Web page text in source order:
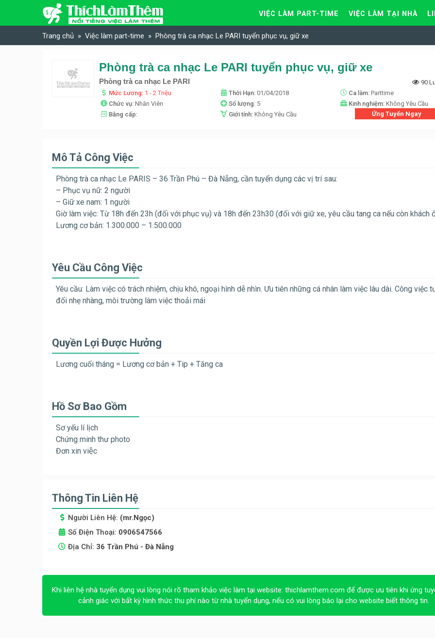
Skip to content
VIỆC LÀM PART-TIME VIỆC LÀM TẠI NHÀ
Trang chủ Việc làm part-time Phòng trà ca nhạc Le PARI tuyển phục vụ, giữ xe
Phòng trà ca nhạc Le PARI tuyển phục vụ, giữ xe
Phòng trà ca nhạc Le PARI
90
Mức Lương: 1 - 2 Triệu Thời Hạn: 01/04/2018 Ca làm: Parttime
Chức vụ: Nhân Viên Số lượng: 5 Kinh nghiệm: Không Yêu Cầu
Bằng cấp:
Giới tính: Không Yêu Cầu Ứng Tuyển Ngay
Mô Tả Công Việc
Phòng trà ca nhạc Le PARIS – 36 Trần Phú – Đà Nẵng, cần tuyển dụng các vị trí sau:
– Phục vụ nữ: 2 người
– Giữ xe nam: 1 người
Giờ làm việc: Từ 18h đến 23h (đối với phục vụ) và 18h đến 23h30 (đối với giữ xe, yêu cầu tang ca nếu còn khách
Lương cơ bản: 1.300.000 – 1.500.000
Yêu Cầu Công Việc
Yêu cầu: Làm việc có trách nhiệm, chịu khó, ngoại hình dễ nhìn. Ưu tiên những cá nhân làm việc lâu dài. Công việc
đối nhẹ nhàng, môi trường làm việc thoải mái
Quyền Lợi Được Hưởng
Lương cuối tháng = Lương cơ bản + Tip + Tăng ca
Hồ Sơ Bao Gồm
Sơ yếu lí lịch
Chứng minh thư photo
Đơn xin việc
Thông Tin Liên Hệ
Người Liên Hệ: (mr.Ngọc)
Số Điện Thoại: 0906547566
Địa Chỉ: 36 Trần Phú - Đà Nẵng
Khi liên hệ nhà tuyển dụng vui lòng nói rõ tham khảo việc làm tại website: thichlamthem.com để được ưu tiên khi ứng
cảnh giác với bất kỳ hình thức thu phí nào từ nhà tuyển dụng, nếu có vui lòng báo lại cho website biết thông tin.